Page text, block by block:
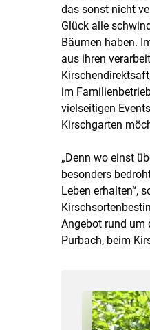
das sonst nicht
Glück alle
Bäumen haben.
aus ihren
im
vielseitigen
Kirschgarten
„Denn wo einst
besonders
Leben erhalten“,
Angebot rund um
Purbach, beim